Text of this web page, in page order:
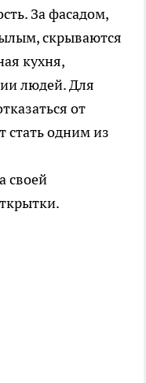
За фасадом,
скрываются
кухня,
людей. Для
от
стать одним из
своей